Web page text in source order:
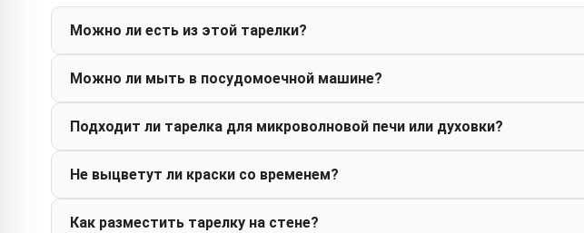
Можно ли есть из этой тарелки?
Можно ли мыть в посудомоечной машине?
Подходит ли тарелка для микроволновой печи или духовки?
Не выцветут ли краски со временем?
Как разместить тарелку на стене?